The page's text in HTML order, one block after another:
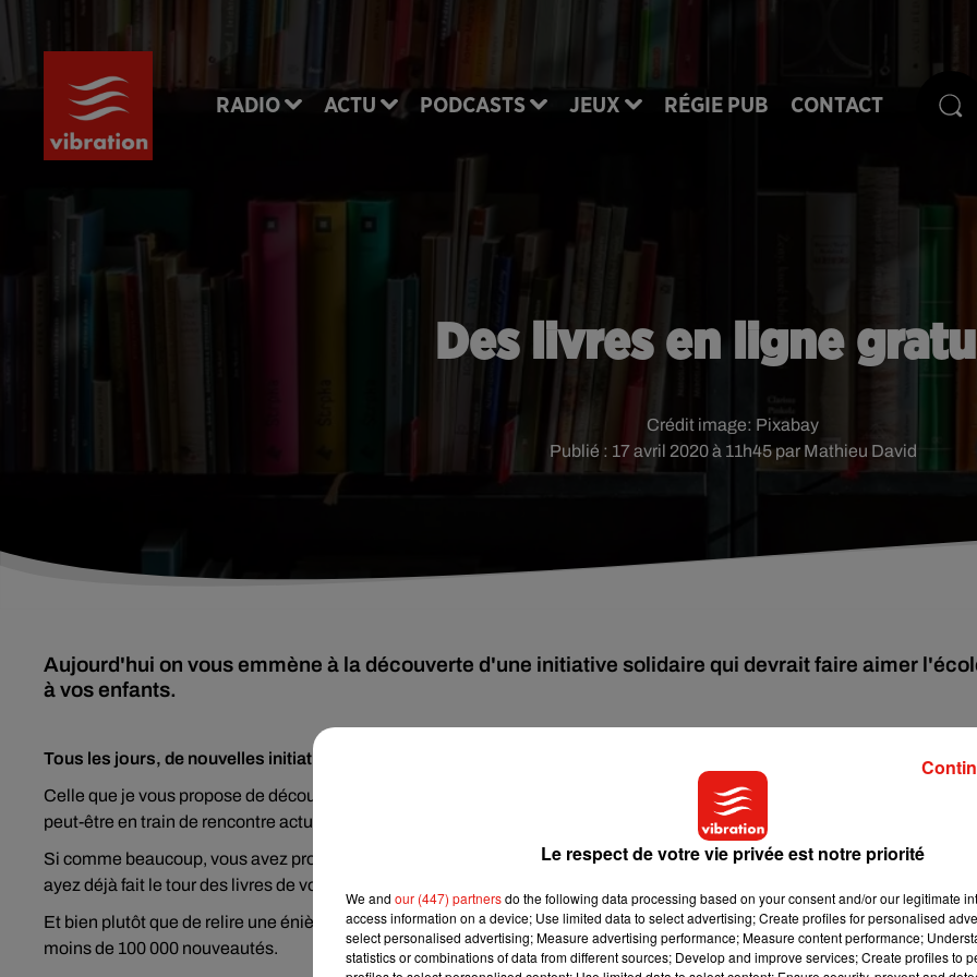
RADIO ACTU PODCASTS JEUX RÉGIE PUB CONTACT
Des livres en ligne
Publié : 17 avril 2020 à 11h45 par Mathieu David
Crédit image: Pixabay
Aujourd'hui on vous emmène à la découverte d'une initiative solidaire qui devrait faire aimer
à vos enfants.
Tous les jours, de nouvelles initiatives solidaires voient le jour en France.
Celle que je vous propose de découvrir aujourd’hui va permettre de résoudre un problème que certains d’entre vous sont
peut-être en train de rencontre actuellement. Comment s’occuper.
Si comme beaucoup, vous avez profité du confinement pour vous remettre à la lecture, il y a de fortes chances pour que
ayez déjà fait le tour des livres de votre bibliothèque.
Et bien plutôt que de relire une énième fois votre bouquin préféré, on vous invite aujourd’hui, à télécharger gratuitement,
moins de 100 000 nouveautés.
Le respect de votre vie privée est notre priorité
We and our (447) partnersdo the following data processing based on your consent and/or our legitimate
access information on a device; Use limited data to select advertising; Create profiles for personalised
select personalised advertising; Measure advertising performance; Measure content performance;
statistics or combinations of data from different sources; Develop and improve services; Create profiles to